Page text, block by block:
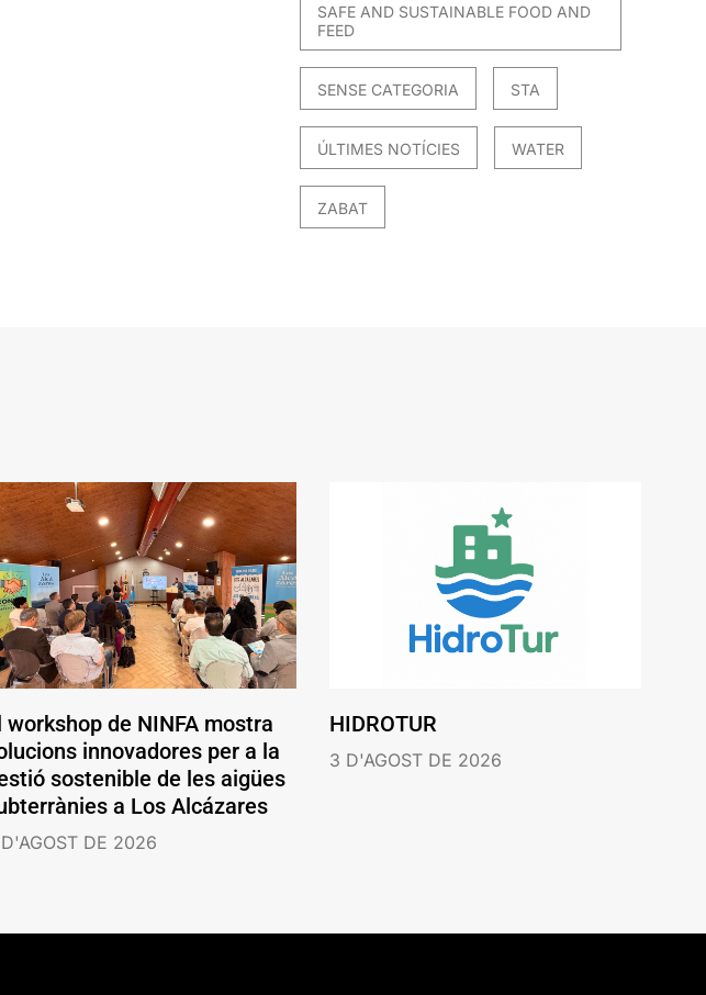
SAFE AND SUSTAINABLE FOOD AND
FEED
SENSE CATEGORIA STA
ÚLTIMES NOTÍCIES WATER
ZABAT
workshop de NINFA mostra
innovadores per a la
sostenible de les aigües
a Los Alcázares
DE 2026
HIDROTUR
3 D'AGOST DE 2026